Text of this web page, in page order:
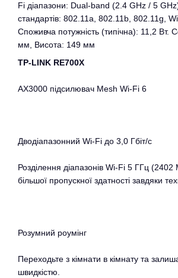
Fi діапазони: Dual-band (2.4 GHz / 5
стандартів: 802.11a, 802.11b, 802.11g,
Споживча потужність (типічна): 11,2
мм, Висота: 149 мм
TP-LINK RE700X
AX3000 підсилювач Mesh Wi-Fi 6
Дводіапазонний Wi-Fi до 3,0 Гбіт/с
Розділення діапазонів Wi-Fi 5 ГГц
більшої пропускної здатності завдяки
Розумний роумінг
Переходьте з кімнати в кімнату та
швидкістю.